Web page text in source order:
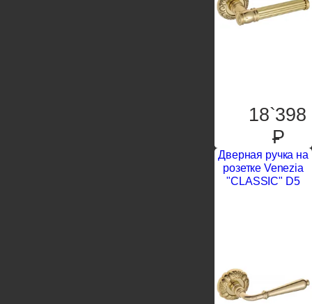
18`398
P
Дверная ручка на
розетке Venezia
"CLASSIC" D5